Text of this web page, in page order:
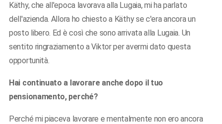
Käthy, che all'epoca lavorava alla Lugaia, mi ha parlato
dell'azienda. Allora ho chiesto a Käthy se c'era ancora un
posto libero. Ed è così che sono arrivata alla Lugaia. Un
sentito ringraziamento a Viktor per avermi dato questa
opportunità.
Hai continuato a lavorare anche dopo il tuo
pensionamento, perché?
Perché mi piaceva lavorare e mentalmente non ero ancora